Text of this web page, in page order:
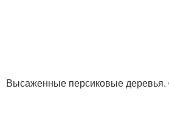
Высаженные персиковые